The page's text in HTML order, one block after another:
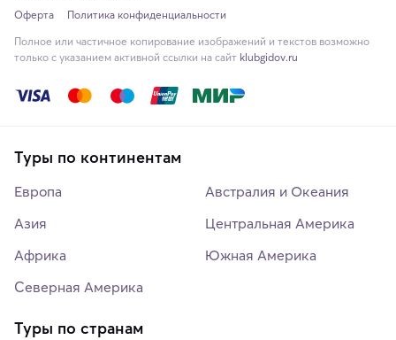
Оферта
Политика конфиденциальности
Полное или частичное копирование изображений и текстов возможно
только с указанием активной ссылки на сайт klubgidov.ru
Туры по континентам
Европа
Азия
Африка
Северная Америка
Австралия и Океания
Центральная Америка
Южная Америка
Туры по странам